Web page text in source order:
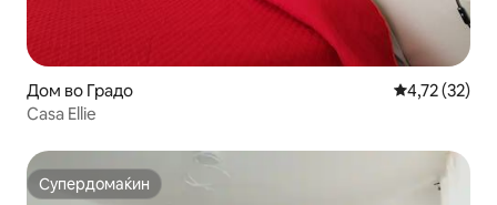
Дом во Градо Просечна
4,72 (32)
Casa Ellie
Супердомаќин
Супердомаќин